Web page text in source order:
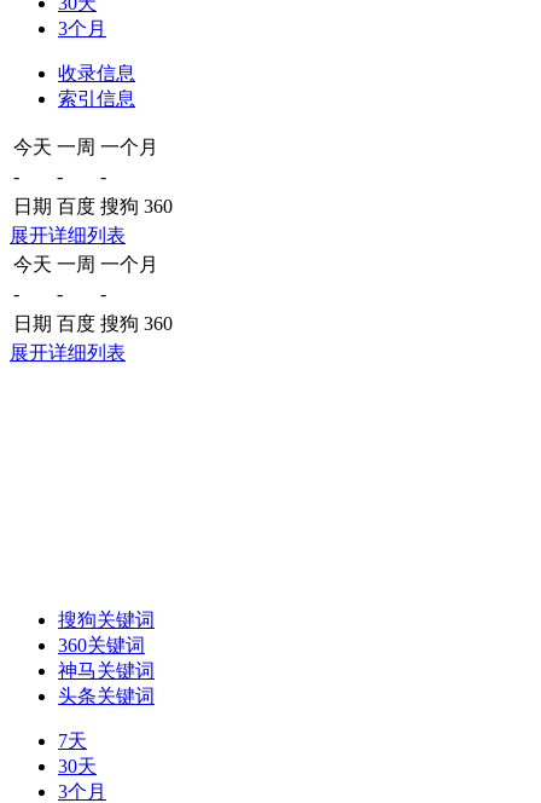
3个月
收录信息
索引信息
今天 一周 一个月
-
-
-
日期 百度 搜狗 360
展开详细列表
今天 一周 一个月
-
-
-
日期 百度 搜狗 360
展开详细列表
搜狗关键词
360关键词
神马关键词
头条关键词
7天
30天
3个月